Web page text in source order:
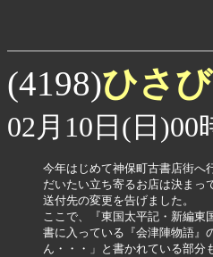
(4198)ひさ
02月10日(日)00
今年はじめて神保町古書店街へ
だいたい立ち寄るお店は決まっ
送付先の変更を告げました。
ここで、『東国太平記・新編東
書に入っている『会津陣物語』
ん・・・」と書かれている部分